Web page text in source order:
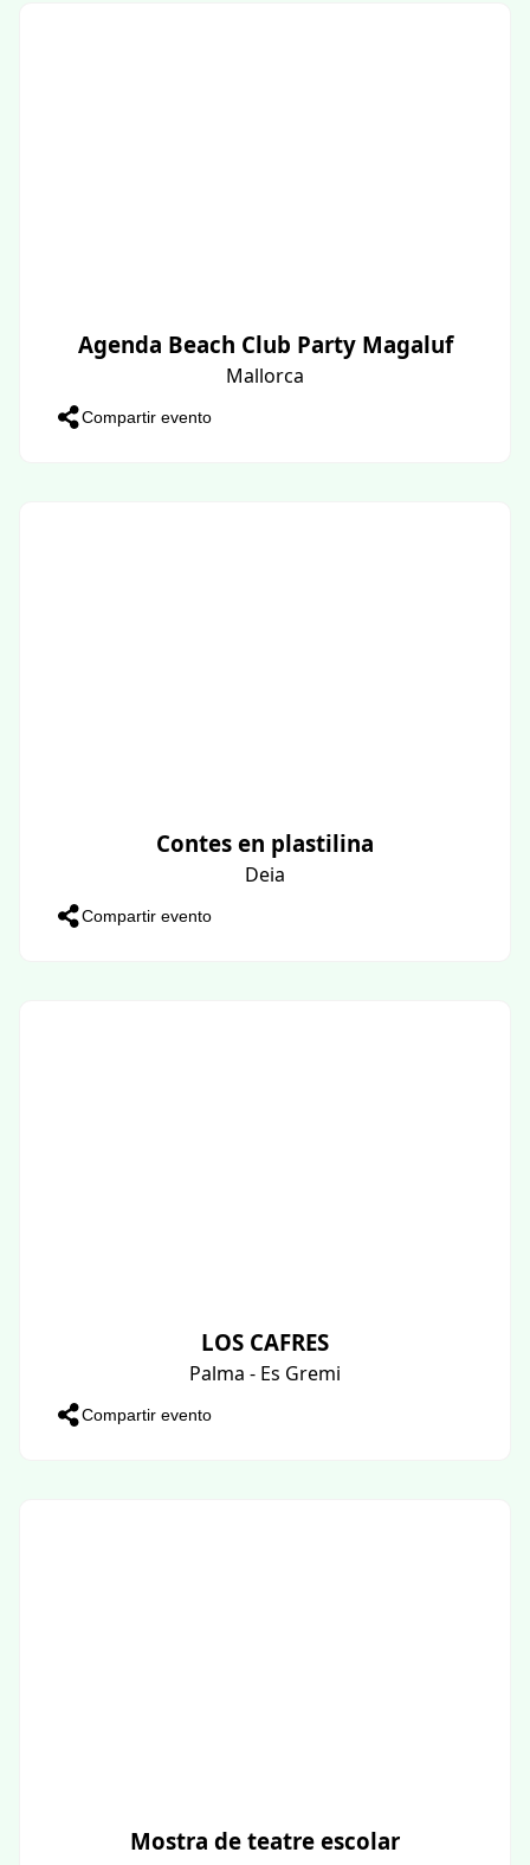
Agenda Beach Club Party Magaluf
Mallorca
Compartir evento
Contes en plastilina
Deia
Compartir evento
LOS CAFRES
Palma - Es Gremi
Compartir evento
Mostra de teatre escolar